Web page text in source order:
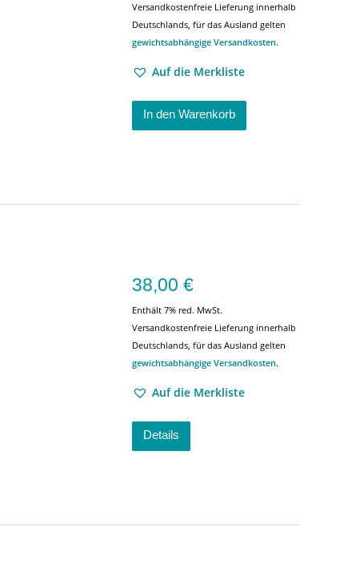
Versandkostenfreie Lieferung innerhalb
Deutschlands, für das Ausland gelten
gewichtsabhängige Versandkosten.
Auf die Merkliste
In den Warenkorb
38,00 €
Enthält 7% red. MwSt.
Versandkostenfreie Lieferung innerhalb
Deutschlands, für das Ausland gelten
gewichtsabhängige Versandkosten.
Auf die Merkliste
Details